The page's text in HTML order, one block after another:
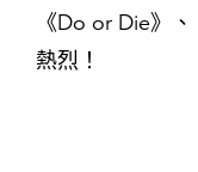
《Do or Die》
熱烈！